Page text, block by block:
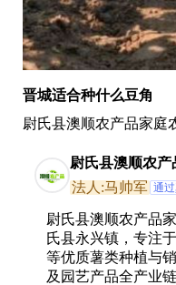
晋城适合种什么豆角
尉氏县澳顺农产品家庭
尉氏县澳顺农产
法人:马帅军 通
尉氏县澳顺农产品
氏县永兴镇，专注
等优质薯类种植与
及园艺产品全产业